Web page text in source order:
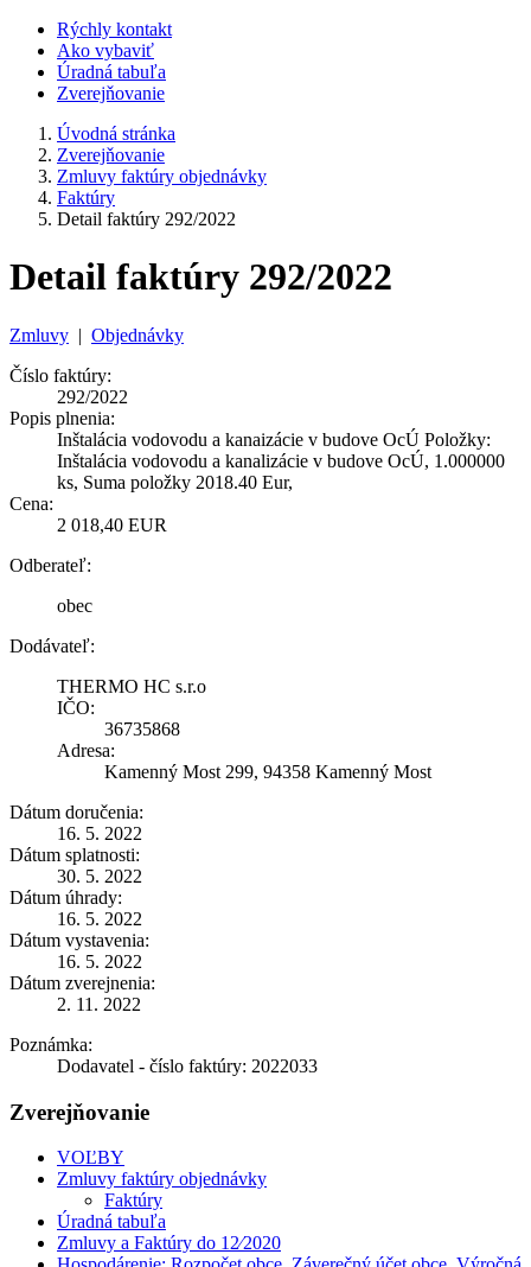
Rýchly kontakt
Ako vybaviť
Úradná tabuľa
Zverejňovanie
Úvodná stránka
Zverejňovanie
Zmluvy faktúry objednávky
Faktúry
Detail faktúry 292/2022
Detail faktúry 292/2022
Zmluvy | Objednávky
Číslo faktúry:
292/2022
Popis plnenia:
Inštalácia vodovodu a kanaizácie v budove OcÚ Položky:
Inštalácia vodovodu a kanalizácie v budove OcÚ, 1.000000
ks, Suma položky 2018.40 Eur,
Cena:
2 018,40 EUR
Odberateľ:
obec
Dodávateľ:
THERMO HC s.r.o
IČO:
36735868
Adresa:
Kamenný Most 299, 94358 Kamenný Most
Dátum doručenia:
16. 5. 2022
Dátum splatnosti:
30. 5. 2022
Dátum úhrady:
16. 5. 2022
Dátum vystavenia:
16. 5. 2022
Dátum zverejnenia:
2. 11. 2022
Poznámka:
Dodavatel - číslo faktúry: 2022033
Zverejňovanie
VOĽBY
Zmluvy faktúry objednávky
Faktúry
Úradná tabuľa
Zmluvy a Faktúry do 12⁄2020